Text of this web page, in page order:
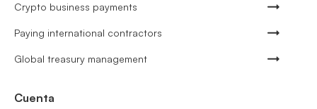
Crypto business payments
Paying international contractors
Global treasury management
Cuenta